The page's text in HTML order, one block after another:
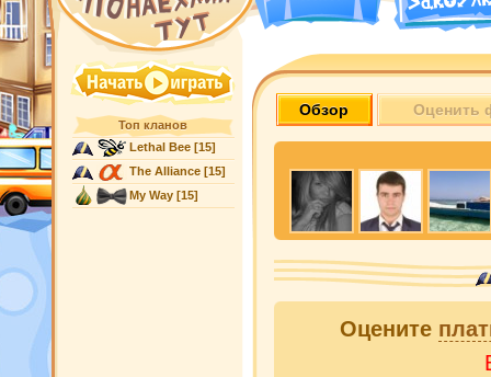
Топ кланов
Lethal Bee[15]
The Alliance[15]
My Way[15]
Обзор Оценить
Оцените